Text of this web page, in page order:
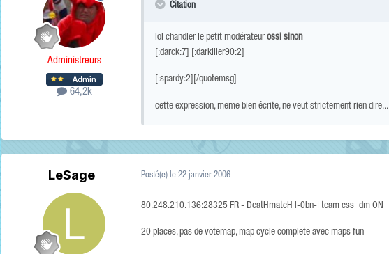
Administreurs
64,2k
Citation
lol chandler le petit modérateur ossi sinon
[:darck:7] [:darkiller90:2]
[:spardy:2][/quotemsg]
cette expression, meme bien écrite, ne veut strictement rien dire...
LeSage Posté(e) le 22 janvier 2006
80.248.210.136:28325 FR - DeatHmatcH |-0bn-| team css_dm ON
20 places, pas de votemap, map cycle complete avec maps fun